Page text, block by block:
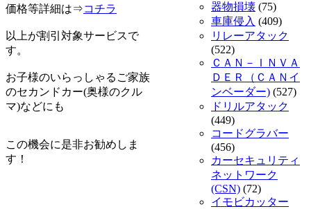
価格等詳細は⇒コチラ
以上が割引対象サービスで
す。
お子様のいらっしゃるご家族
のセカンドカー(奥様のクル
マ)などにも
この機会に是非お勧めしま
す！
器物損壊 (75)
車庫侵入 (409)
リレーアタック
(522)
ＣＡＮ－ＩＮＶＡ
ＤＥＲ（ＣＡＮイ
ンベーダー) (527)
ドリルアタック
(449)
コードグラバー
(456)
カーセキュリティ
ネットワーク
(CSN) (72)
イモビカッター